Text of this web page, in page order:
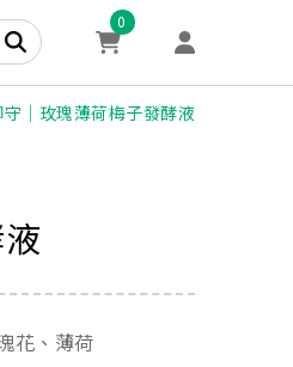
0
守｜玫瑰薄荷梅子發酵液
花、薄荷